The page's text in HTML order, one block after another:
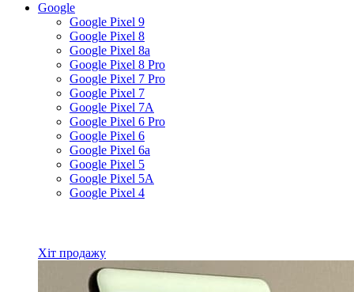
Google
Google Pixel 9
Google Pixel 8
Google Pixel 8a
Google Pixel 8 Pro
Google Pixel 7 Pro
Google Pixel 7
Google Pixel 7A
Google Pixel 6 Pro
Google Pixel 6
Google Pixel 6a
Google Pixel 5
Google Pixel 5A
Google Pixel 4
Хіт продажу